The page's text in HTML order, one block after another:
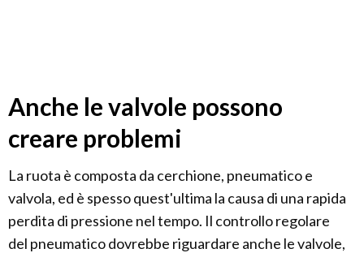
Anche le valvole possono
creare problemi
La ruota è composta da cerchione, pneumatico e
valvola, ed è spesso quest'ultima la causa di una rapida
perdita di pressione nel tempo. Il controllo regolare
del pneumatico dovrebbe riguardare anche le valvole,